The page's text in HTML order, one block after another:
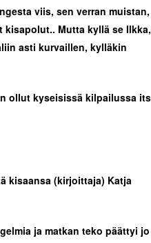
viis, sen verran
Mutta kyllä se Ilkka,
asti kurvaillen, kylläkin
ollut kyseisissä kilpailussa
kisaansa (kirjoittaja) Katja
ja matkan teko päättyi jo